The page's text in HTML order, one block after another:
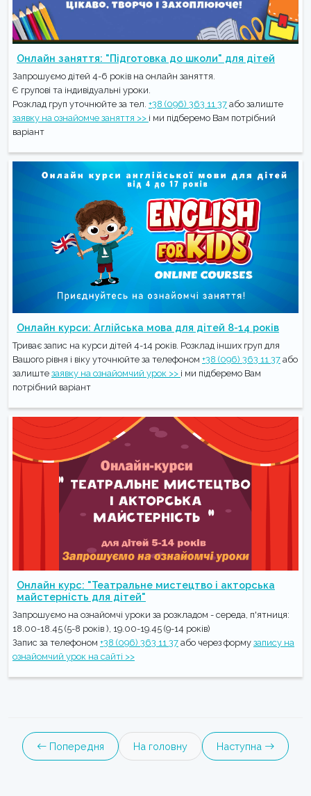
Онлайн заняття: "Підготовка до школи" для дітей
Запрошуємо дітей 4-6 років на онлайн заняття.
Є групові та індивідуальні уроки.
Розклад груп уточнюйте за тел. +38 (096) 363 11 37 або залиште
заявку на ознайомче заняття >> і ми підберемо Вам потрібний
варіант
Онлайн курси: Аглійська мова для дітей 8-14 років
Триває запис на курси дітей 4-14 років. Розклад інших груп для
Вашого рівня і віку уточнюйте за телефоном +38 (096) 363 11 37 або
залиште заявку на ознайомчий урок >> і ми підберемо Вам
потрібний варіант
Онлайн курс: "Театральне мистецтво і акторська
майстерність для дітей"
Запрошуємо на ознайомчі уроки за розкладом - середа, п'ятниця:
18.00-18.45 (5-8 років ), 19.00-19.45 (9-14 років)
Запис за телефоном +38 (096) 363 11 37 або через форму запису на
ознайомчий урок на сайті >>
Попередня На головну Наступна